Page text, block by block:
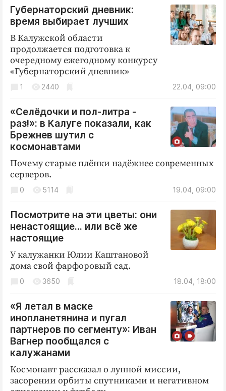
Спорт
Экономика и бизнес
ПРОЕКТЫ
Блоги
Издания
Медиаперсона
Интересное чтиво
Клиника года
Бренд года
Работодатель года
Губернаторский дневник:
время выбирает лучших
В Калужской области
продолжается подготовка к
очередному ежегодному конкурсу
«Губернаторский дневник»
22.04, 09:00
1 2440
«Селёдочки и пол-литра -
раз!»: в Калуге показали, как
Брежнев шутил с
космонавтами
Почему старые плёнки надёжнее современных
серверов.
19.04, 09:00
0 5114
Посмотрите на эти цветы: они
ненастоящие… или всё же
настоящие
У калужанки Юлии Каштановой
дома свой фарфоровый сад.
18.04, 18:00
0 3650
«Я летал в маске
инопланетянина и пугал
партнеров по сегменту»: Иван
Вагнер пообщался с
калужанами
Космонавт рассказал о лунной миссии,
засорении орбиты спутниками и негативном